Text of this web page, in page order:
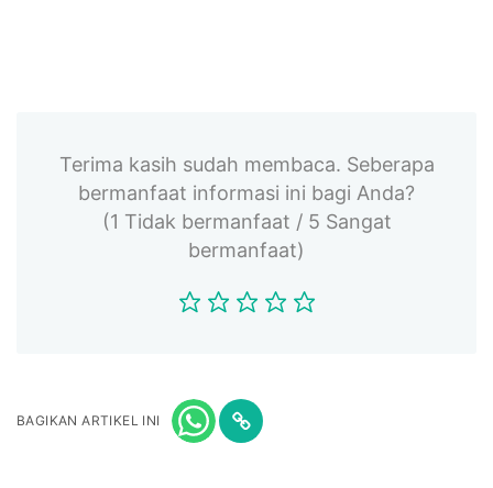
Terima kasih sudah membaca. Seberapa
bermanfaat informasi ini bagi Anda?
(1 Tidak bermanfaat / 5 Sangat
bermanfaat)
BAGIKAN ARTIKEL INI